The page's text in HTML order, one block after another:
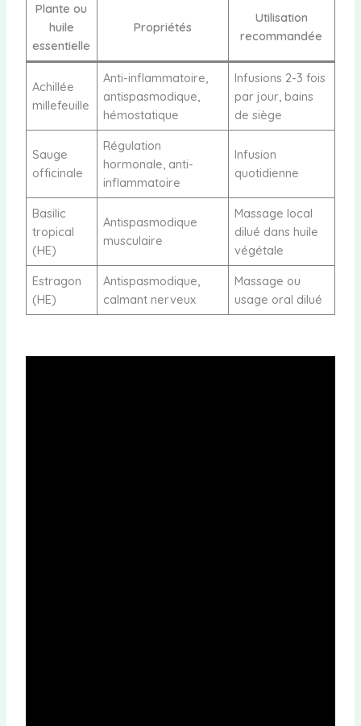
Plante ou
huile
essentielle
Propriétés
Utilisation
recommandée
Achillée
millefeuille
Anti-inflammatoire,
antispasmodique,
hémostatique
Infusions 2-3 fois
par jour, bains
de siège
Sauge
officinale
Régulation
hormonale, anti-
inflammatoire
Infusion
quotidienne
Basilic
tropical
(HE)
Antispasmodique
musculaire
Massage local
dilué dans huile
végétale
Estragon
(HE)
Antispasmodique,
calmant nerveux
Massage ou
usage oral dilué